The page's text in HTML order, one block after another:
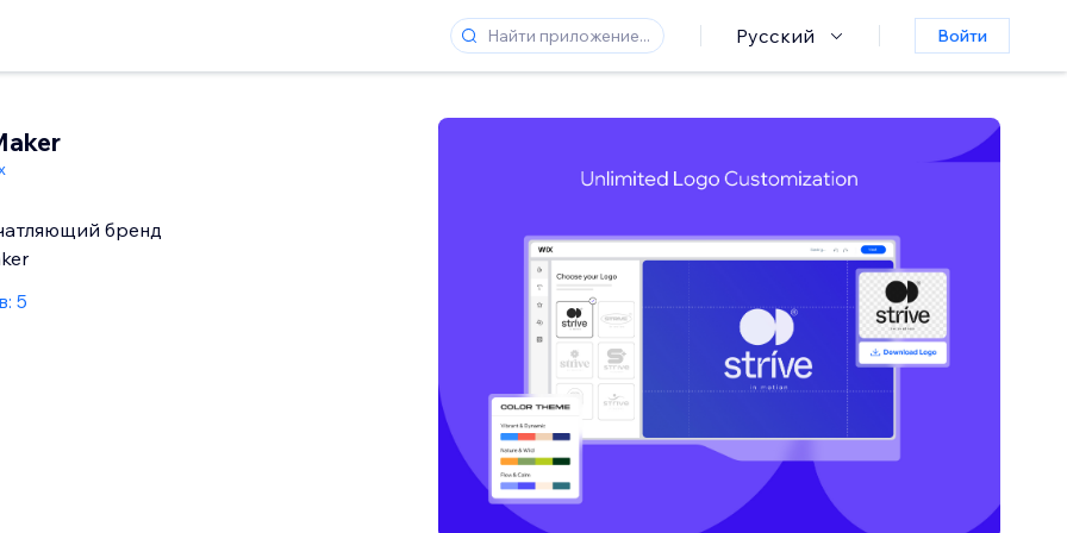
Русский Войти
бренд
5